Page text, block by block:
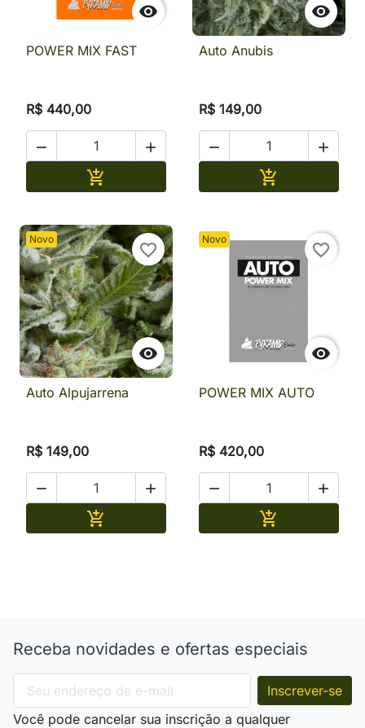

POWER MIX FAST
R$ 440,00
 


Auto Anubis
R$ 149,00
 

Novo

favorite_border
Auto Alpujarrena
R$ 149,00
 

Novo

favorite_border
POWER MIX AUTO
R$ 420,00
 

Receba novidades e ofertas especiais
Você pode cancelar sua inscrição a qualquer